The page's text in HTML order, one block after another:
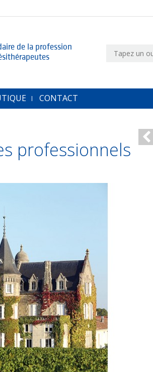
de la profession
CONTACT
professionnels